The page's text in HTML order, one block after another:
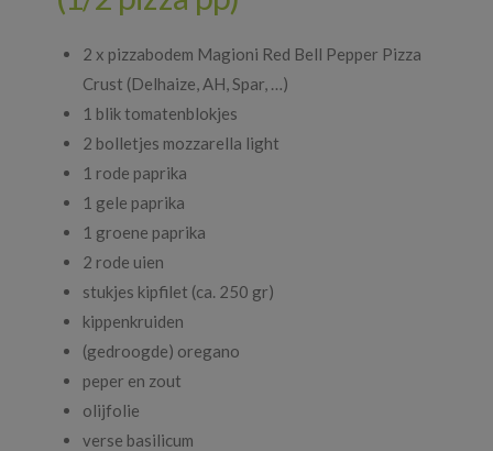
2 x pizzabodem Magioni Red Bell Pepper Pizza
Crust (Delhaize, AH, Spar, …)
1 blik tomatenblokjes
2 bolletjes mozzarella light
1 rode paprika
1 gele paprika
1 groene paprika
2 rode uien
stukjes kipfilet (ca. 250 gr)
kippenkruiden
(gedroogde) oregano
peper en zout
olijfolie
verse basilicum